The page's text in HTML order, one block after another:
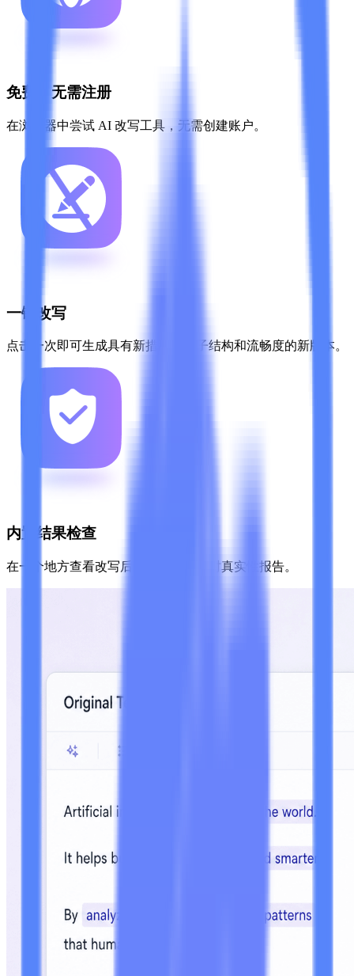
免费，无需注册
在浏览器中尝试 AI 改写工具，无需创建账户。
一键改写
点击一次即可生成具有新措辞、句子结构和流畅度的新版本。
内置结果检查
在一个地方查看改写后的输出及其即时真实性报告。